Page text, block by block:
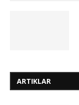
ARTIKLAR